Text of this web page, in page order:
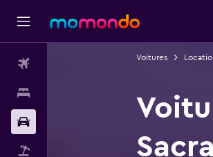
Voitures